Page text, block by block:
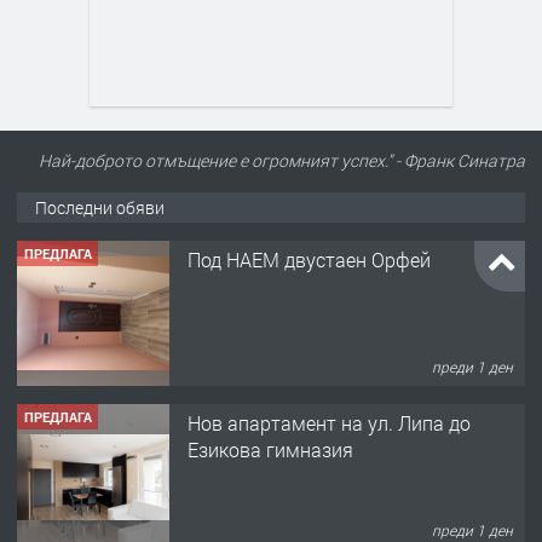
Най-доброто отмъщение е огромният успех." - Франк Синатра
Последни обяви
ПРЕДЛАГА Под НАЕМ двустаен Орфей
преди 1 ден
ПРЕДЛАГА
Нов апартамент на ул. Липа до
Езикова гимназия
преди 1 ден